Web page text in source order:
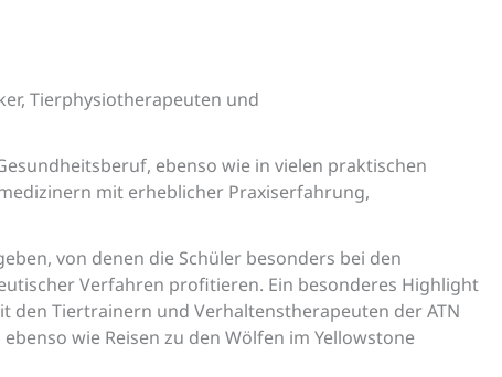
Tierphysiotherapeuten und
ebenso wie in vielen praktischen
mit erheblicher Praxiserfahrung,
von denen die Schüler besonders bei den
Verfahren profitieren. Ein besonderes Highlight
den Tiertrainern und Verhaltenstherapeuten der ATN
wie Reisen zu den Wölfen im Yellowstone